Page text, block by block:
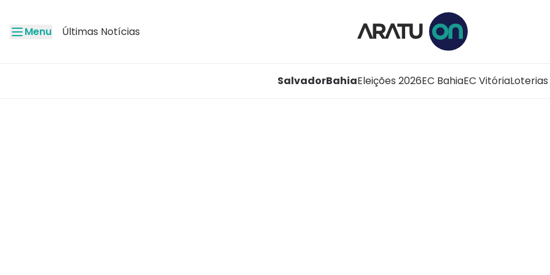
Menu Últimas Notícias
SalvadorBahiaEleições 2026EC BahiaEC VitóriaLoterias